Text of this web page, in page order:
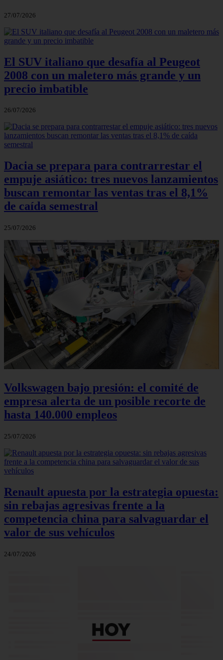
27/07/2026
El SUV italiano que desafía al Peugeot
2008 con un maletero más grande y un
precio imbatible
26/07/2026
Dacia se prepara para contrarrestar el
empuje asiático: tres nuevos lanzamientos
buscan remontar las ventas tras el 8,1%
de caída semestral
25/07/2026
Volkswagen bajo presión: el comité de
empresa alerta de un posible recorte de
hasta 140.000 empleos
25/07/2026
Renault apuesta por la estrategia opuesta:
sin rebajas agresivas frente a la
competencia china para salvaguardar el
valor de sus vehículos
24/07/2026